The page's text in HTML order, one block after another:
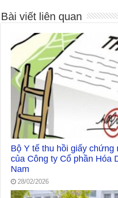
Bài viết liên quan
Bộ Y tế thu hồi giấy
của Công ty Cổ phần Hóa
Nam
28/02/2026